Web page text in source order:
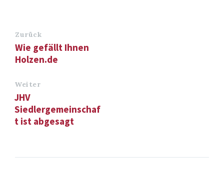
Zurück
Wie gefällt Ihnen
Holzen.de
Weiter
JHV
Siedlergemeinschaf
t ist abgesagt